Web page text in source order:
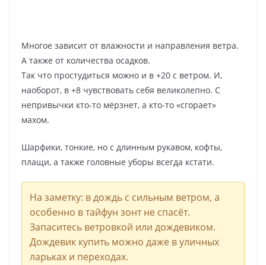
Многое зависит от влажности и направления ветра.
А также от количества осадков.
Так что простудиться можно и в +20 с ветром. И,
наоборот, в +8 чувствовать себя великолепно. С
непривычки кто-то мёрзнет, а кто-то «сгорает»
махом.
Шарфики, тонкие, но с длинным рукавом, кофты,
плащи, а также головные уборы всегда кстати.
На заметку: в дождь с сильным ветром, а
особенно в тайфун зонт не спасёт.
Запаситесь ветровкой или дождевиком.
Дождевик купить можно даже в уличных
ларьках и переходах.